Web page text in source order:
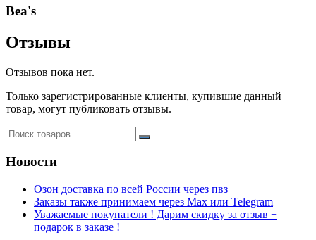
735
Bea's
Отзывы
Отзывов пока нет.
Только зарегистрированные клиенты, купившие данный
товар, могут публиковать отзывы.
Новости
Озон доставка по всей России через пвз
Заказы также принимаем через Max или Telegram
Уважаемые покупатели ! Дарим скидку за отзыв +
подарок в заказе !